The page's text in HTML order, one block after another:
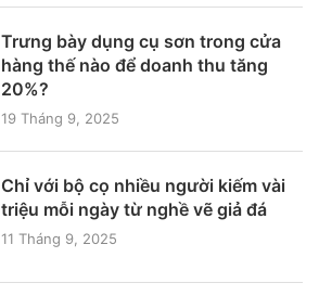
Trưng bày dụng cụ sơn trong cửa
hàng thế nào để doanh thu tăng
20%?
19 Tháng 9, 2025
Chỉ với bộ cọ nhiều người kiếm vài
triệu mỗi ngày từ nghề vẽ giả đá
11 Tháng 9, 2025